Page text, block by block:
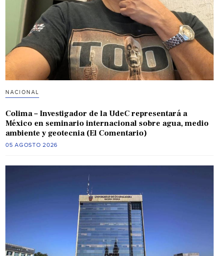
NACIONAL
Colima – Investigador de la UdeC representará a
México en seminario internacional sobre agua, medio
ambiente y geotecnia (El Comentario)
05 AGOSTO 2026